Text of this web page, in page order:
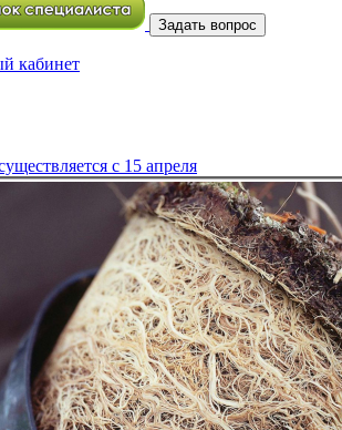
Задать вопрос
кабинет
с 15 апреля